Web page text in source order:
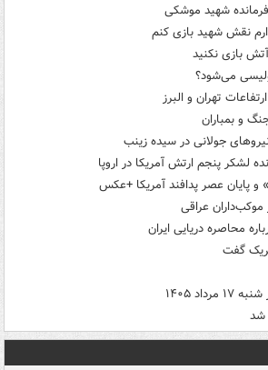
شهید موشکی
نقش شهید بازی کنم
بازی نکنید
می‌شود؟
تهران و البرز
و بمباران
جولانی در سیده زینب
لشکر پنجم ارتش آمریکا در اروپا
موکب‌داران عراقی
محاصره دریایی ایران
گفت
۱۴۰۵
شد